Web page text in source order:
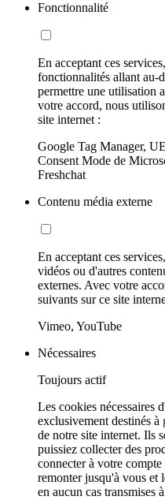
Fonctionnalité
En acceptant ces
fonctionnalités allant au-
permettre une utilisation
votre accord, nous
site internet :
Google Tag Manager,
Consent Mode de
Freshchat
Contenu média externe
En acceptant ces
vidéos ou d'autres
externes. Avec votre
suivants sur ce site
Vimeo, YouTube
Nécessaires
Toujours actif
Les cookies nécessaires
exclusivement destinés
de notre site internet. Ils
puissiez collecter des
connecter à votre
remonter jusqu'à vous et
en aucun cas transmises